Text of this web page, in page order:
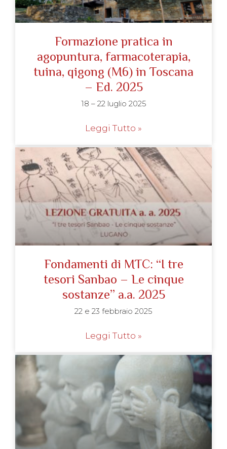
Formazione pratica in
agopuntura, farmacoterapia,
tuina, qigong (M6) in Toscana
– Ed. 2025
18 – 22 luglio 2025
Leggi Tutto »
Fondamenti di MTC: “I tre
tesori Sanbao – Le cinque
sostanze” a.a. 2025
22 e 23 febbraio 2025
Leggi Tutto »